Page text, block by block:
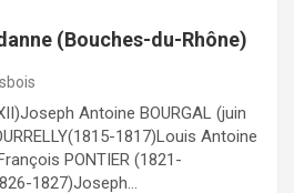
(Bouches-du-Rhône)
Antoine BOURGAL (juin
1817)Louis Antoine
PONTIER (1821-
1827)Joseph…